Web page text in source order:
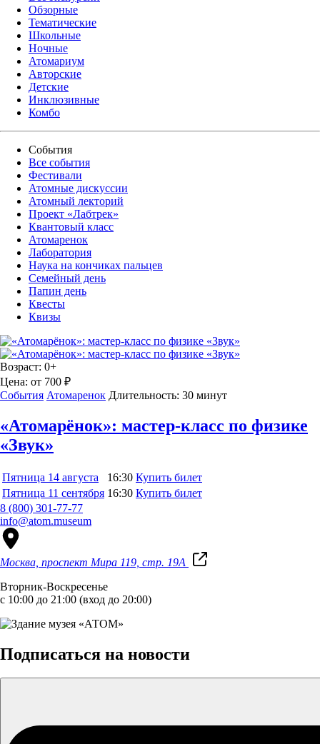
Обзорные
Тематические
Школьные
Ночные
Атомариум
Авторские
Детские
Инклюзивные
Комбо
События
Все события
Фестивали
Атомные дискуссии
Атомный лекторий
Проект «Лабтрек»
Квантовый класс
Атомаренок
Лаборатория
Наука на кончиках пальцев
Семейный день
Папин день
Квесты
Квизы
Возраст: 0+
Цена: от 700 ₽
События Атомаренок Длительность: 30 минут
«Атомарёнок»: мастер-класс по физике
«Звук»
Пятница 14 августа 16:30 Купить билет
Пятница 11 сентября 16:30 Купить билет
8 (800) 301-77-77
info@atom.museum
Москва, проспект Мира 119, стр. 19А
Вторник-Воскресенье
с 10:00 до 21:00 (вход до 20:00)
Подписаться на новости